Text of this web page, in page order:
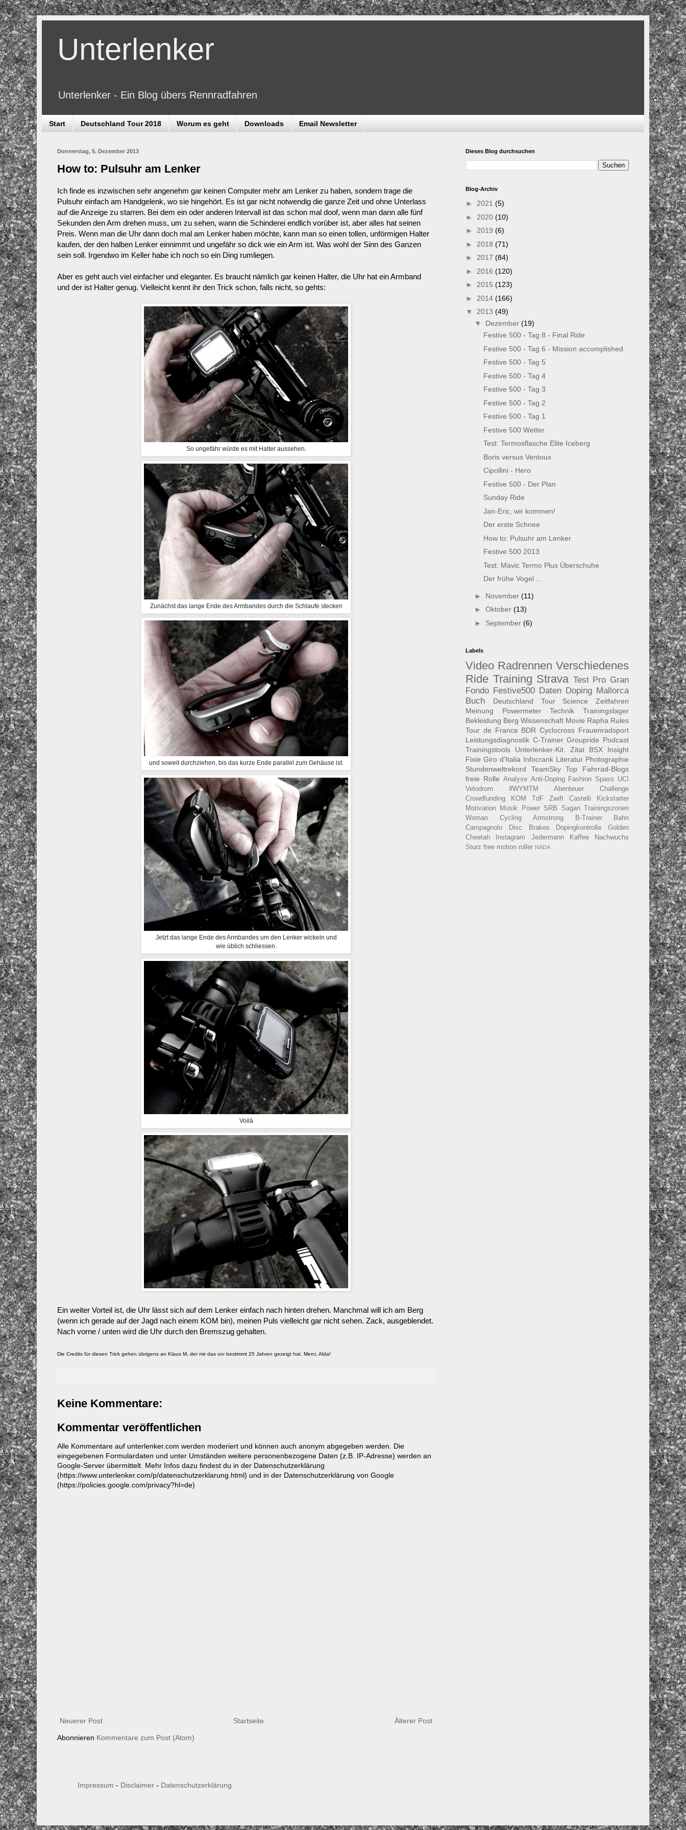
Unterlenker
Unterlenker - Ein Blog übers Rennradfahren
Start Deutschland Tour 2018 Worum es geht Downloads Email Newsletter
Donnerstag, 5. Dezember 2013
How to: Pulsuhr am Lenker
Ich finde es inzwischen sehr angenehm gar keinen Computer mehr am Lenker zu haben, sondern trage die
Pulsuhr einfach am Handgelenk, wo sie hingehört. Es ist gar nicht notwendig die ganze Zeit und ohne Unterlass
auf die Anzeige zu starren. Bei dem ein oder anderen Intervall ist das schon mal doof, wenn man dann alle fünf
Sekunden den Arm drehen muss, um zu sehen, wann die Schinderei endlich vorüber ist, aber alles hat seinen
Preis. Wenn man die Uhr dann doch mal am Lenker haben möchte, kann man so einen tollen, unförmigen Halter
kaufen, der den halben Lenker einnimmt und ungefähr so dick wie ein Arm ist. Was wohl der Sinn des Ganzen
sein soll. Irgendwo im Keller habe ich noch so ein Ding rumliegen.
Aber es geht auch viel einfacher und eleganter. Es braucht nämlich gar keinen Halter, die Uhr hat ein Armband
und der ist Halter genug. Vielleicht kennt ihr den Trick schon, falls nicht, so gehts:
So ungefähr würde es mit Halter aussehen.
Zunächst das lange Ende des Armbandes durch die Schlaufe stecken
und soweit durchziehen, bis das kurze Ende parallel zum Gehäuse ist.
Jetzt das lange Ende des Armbandes um den Lenker wickeln und
wie üblich schliessen.
Voilà
Ein weiter Vorteil ist, die Uhr lässt sich auf dem Lenker einfach nach hinten drehen. Manchmal will ich am Berg
(wenn ich gerade auf der Jagd nach einem KOM bin), meinen Puls vielleicht gar nicht sehen. Zack, ausgeblendet.
Nach vorne / unten wird die Uhr durch den Bremszug gehalten.
Die Credits für diesen Trick gehen übrigens an Klaus M, der mir das vor bestimmt 25 Jahren gezeigt hat. Merci, Alda!
Keine Kommentare:
Kommentar veröffentlichen
Alle Kommentare auf unterlenker.com werden moderiert und können auch anonym abgegeben werden. Die
eingegebenen Formulardaten und unter Umständen weitere personenbezogene Daten (z.B. IP-Adresse) werden an
Google-Server übermittelt. Mehr Infos dazu findest du in der Datenschutzerklärung
(https://www.unterlenker.com/p/datenschutzerklarung.html) und in der Datenschutzerklärung von Google
(https://policies.google.com/privacy?hl=de)
Neuerer Post Älterer Post
Startseite
Abonnieren Kommentare zum Post (Atom)
Dieses Blog durchsuchen
Blog-Archiv
► 2021 (5)
► 2020 (10)
► 2019 (6)
► 2018 (71)
► 2017 (84)
► 2016 (120)
► 2015 (123)
► 2014 (166)
▼ 2013 (49)
▼ Dezember (19)
Festive 500 - Tag 8 - Final Ride
Festive 500 - Tag 6 - Mission accomplished
Festive 500 - Tag 5
Festive 500 - Tag 4
Festive 500 - Tag 3
Festive 500 - Tag 2
Festive 500 - Tag 1
Festive 500 Wetter
Test: Termosflasche Elite Iceberg
Boris versus Ventoux
Cipollini - Hero
Festive 500 - Der Plan
Sunday Ride
Jan-Eric, wir kommen!
Der erste Schnee
How to: Pulsuhr am Lenker
Festive 500 2013
Test: Mavic Termo Plus Überschuhe
Der frühe Vogel ...
► November (11)
► Oktober (13)
► September (6)
Labels
Video Radrennen Verschiedenes
Ride Training Strava Test Pro Gran
Fondo Festive500 Daten Doping Mallorca
Buch
Deutschland Tour Science
Zeitfahren
Meinung
Powermeter Technik
Trainingslager
Bekleidung Berg Wissenschaft Movie Rapha Rules
Tour de France BDR Cyclocross Frauenradsport
Leistungsdiagnostik C-Trainer Groupride Podcast
Trainingstools
Unterlenker-Kit. Zitat
BSX Insight
Fixie Giro d'Italia Infocrank Literatur Photographie
Stundenweltrekord
TeamSky
Top Fahrrad-Blogs
freie Rolle Analyse Anti-Doping Fashion Spass
UCI
Velodrom
#WYMTM Abenteuer
Challenge
Crowdfunding
KOM TdF Zwift Castelli
Kickstarter
Motivation
Musik Power SRB Sagan
Trainingszonen
Woman Cycling
Armstrong B-Trainer
Bahn
Campagnolo
Disc Brakes Dopingkontrolle
Golden
Cheetah
Instagram Jedermann Kaffee
Nachwuchs
Sturz free motion roller NADA
Impressum - Disclaimer - Datenschutzerklärung